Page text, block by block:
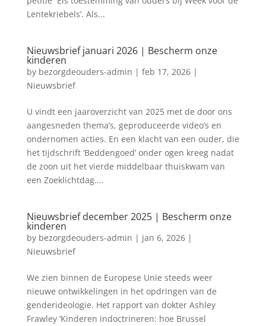
Lentekriebels’. Als...
Nieuwsbrief januari 2026 | Bescherm onze
kinderen
by bezorgdeouders-admin | feb 17, 2026|
Nieuwsbrief
U vindt een jaaroverzicht van 2025 met de door ons
aangesneden thema’s, geproduceerde video’s en
ondernomen acties. En een klacht van een ouder, die
het tijdschrift ‘Beddengoed’ onder ogen kreeg nadat
de zoon uit het vierde middelbaar thuiskwam van
een Zoeklichtdag....
Nieuwsbrief december 2025 | Bescherm onze
kinderen
by bezorgdeouders-admin | jan 6, 2026|
Nieuwsbrief
We zien binnen de Europese Unie steeds weer
nieuwe ontwikkelingen in het opdringen van de
genderideologie. Het rapport van dokter Ashley
Frawley ‘Kinderen indoctrineren: hoe Brussel